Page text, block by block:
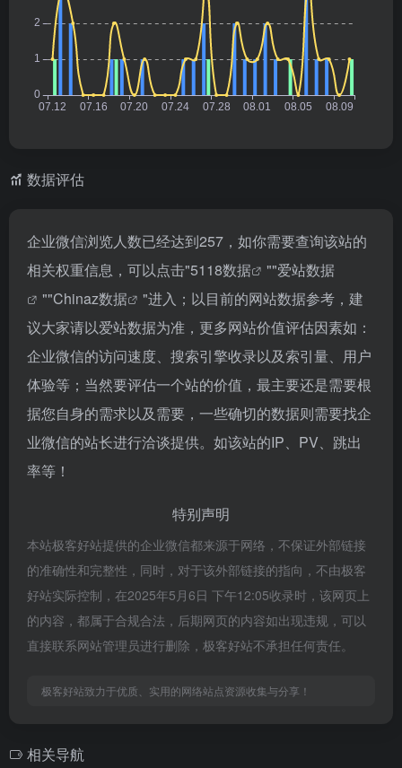
数据评估
企业微信浏览人数已经达到257，如你需要查询该站的
相关权重信息，可以点击"5118数据 ""爱站数据
""Chinaz数据
"进入；以目前的网站数据参考，建
议大家请以爱站数据为准，更多网站价值评估因素如：
企业微信的访问速度、搜索引擎收录以及索引量、用户
体验等；当然要评估一个站的价值，最主要还是需要根
据您自身的需求以及需要，一些确切的数据则需要找企
业微信的站长进行洽谈提供。如该站的IP、PV、跳出
率等！
特别声明
本站极客好站提供的企业微信都来源于网络，不保证外部链接
的准确性和完整性，同时，对于该外部链接的指向，不由极客
好站实际控制，在2025年5月6日 下午12:05收录时，该网页上
的内容，都属于合规合法，后期网页的内容如出现违规，可以
直接联系网站管理员进行删除，极客好站不承担任何责任。
极客好站致力于优质、实用的网络站点资源收集与分享！
相关导航